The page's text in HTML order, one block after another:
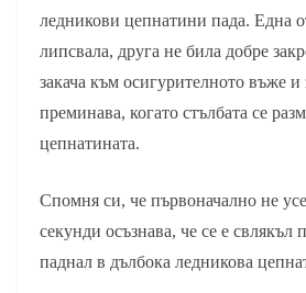
ледникови цепнатини пада. Една
липсвала, друга не била добре
закача към осигурителното въже и
преминава, когато стълбата се
цепнатината.
Спомня си, че първоначално не
секунди осъзнава, че се е свлякъл
паднал в дълбока ледникова